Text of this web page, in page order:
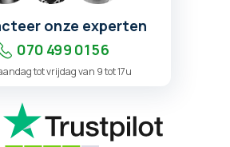
onze experten
070 499 01 56
tot vrijdag van 9 tot 17u